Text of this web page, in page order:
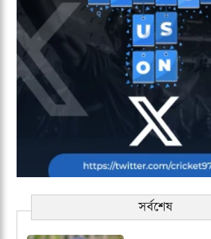
সর্বশেষ